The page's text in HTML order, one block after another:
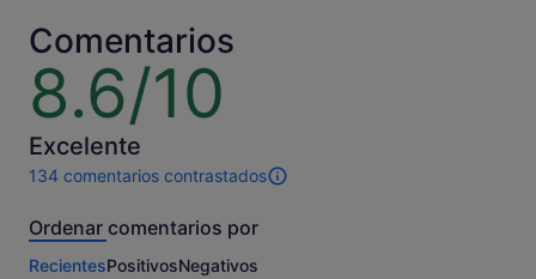
y
el
actual
es
de
44 €
por
Comentarios
8.6/10
8.6
sobre
10
Excelente
134 comentarios contrastados
134 comentarios
esta
Más
Ordenar comentarios por
RecientesPositivosNegativos